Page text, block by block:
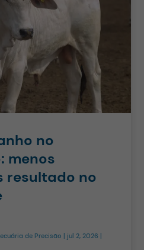
no
menos
resultado no
de Precisão | jul 2, 2026 |